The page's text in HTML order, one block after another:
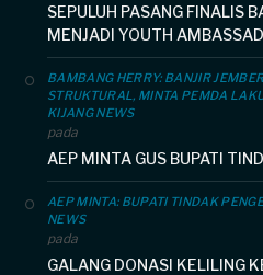
SEPULUH PASANG FINALIS
MENJADI YOUTH
BAMBANG HERRY: BANJIR
STRUKTURAL, MINTA PEMDA
KIJANG NEWS
pada
AEP MINTA GUS BUPATI
AEP MINTA: BUPATI TINDAK
NEWS
pada
GALANG DONASI KELILING